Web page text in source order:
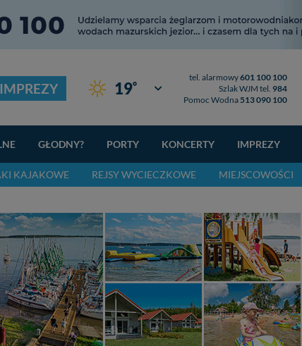
19° Giżycko
tel. alarmowy601 100 100
Szlak WJM tel. 984
Pomoc Wodna 513 090 100
GŁODNY? PORTY KONCERTY IMPREZY
KAJAKOWE REJSY WYCIECZKOWE MIEJSCOWOŚCI